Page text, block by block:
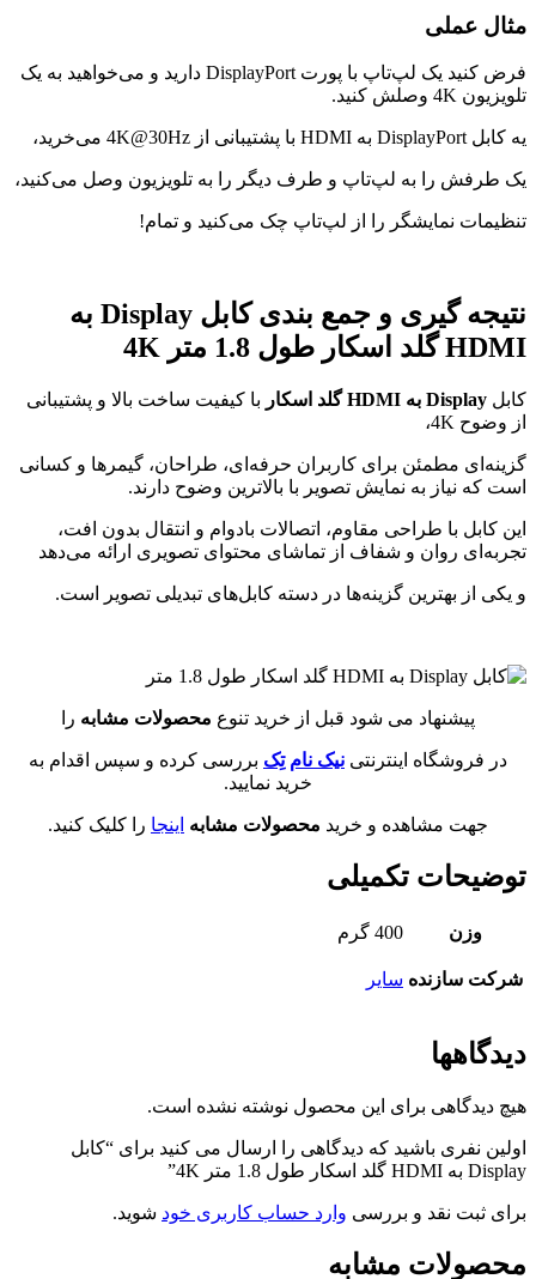
مثال عملی
فرض کنید یک لپ‌تاپ با پورت DisplayPort دارید و می‌خواهید به یک
تلویزیون 4K وصلش کنید.
یه کابل DisplayPort به HDMI با پشتیبانی از 4K@30Hz می‌خرید،
یک طرفش را به لپ‌تاپ و طرف دیگر را به تلویزیون وصل می‌کنید،
تنظیمات نمایشگر را از لپ‌تاپ چک می‌کنید و تمام!
نتیجه گیری و جمع بندی کابل Display به
HDMI گلد اسکار طول 1.8 متر 4K
کابل Display به HDMI گلد اسکار
با کیفیت ساخت بالا و پشتیبانی
از وضوح 4K،
گزینه‌ای مطمئن برای کاربران حرفه‌ای، طراحان، گیمرها و کسانی
است که نیاز به نمایش تصویر با بالاترین وضوح دارند.
این کابل با طراحی مقاوم، اتصالات بادوام و انتقال بدون افت،
تجربه‌ای روان و شفاف از تماشای محتوای تصویری ارائه می‌دهد
و یکی از بهترین گزینه‌ها در دسته کابل‌های تبدیلی تصویر است.
پیشنهاد می شود قبل از خرید تنوع محصولات مشابه را
در فروشگاه اینترنتی نیک نام تِک بررسی کرده و سپس اقدام به
خرید نمایید.
جهت مشاهده و خرید محصولات مشابه اینجا را کلیک کنید.
توضیحات تکمیلی
وزن 400 گرم
شرکت سازنده سایر
دیدگاهها
هیچ دیدگاهی برای این محصول نوشته نشده است.
اولین نفری باشید که دیدگاهی را ارسال می کنید برای “کابل
Display به HDMI گلد اسکار طول 1.8 متر 4K”
برای ثبت نقد و بررسی وارد حساب کاربری خود شوید.
محصولات مشابه